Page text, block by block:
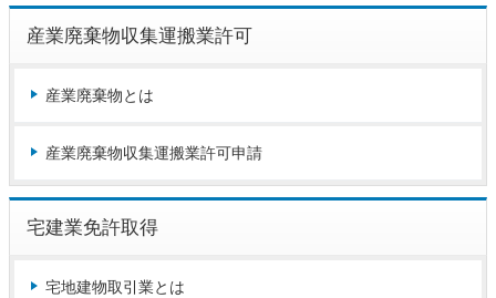
産業廃棄物収集運搬業許可
産業廃棄物とは
産業廃棄物収集運搬業許可申請
宅建業免許取得
宅地建物取引業とは